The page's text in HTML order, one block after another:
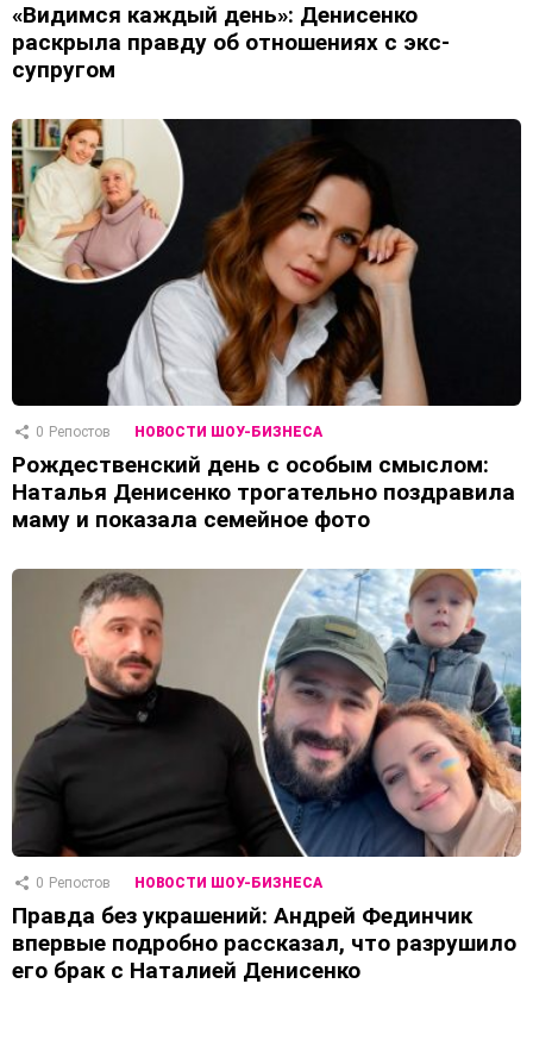
«Видимся каждый день»: Денисенко
раскрыла правду об отношениях с экс-
супругом
0 Репостов НОВОСТИ ШОУ-БИЗНЕСА
Рождественский день с особым смыслом:
Наталья Денисенко трогательно поздравила
маму и показала семейное фото
0 Репостов НОВОСТИ ШОУ-БИЗНЕСА
Правда без украшений: Андрей Фединчик
впервые подробно рассказал, что разрушило
его брак с Наталией Денисенко